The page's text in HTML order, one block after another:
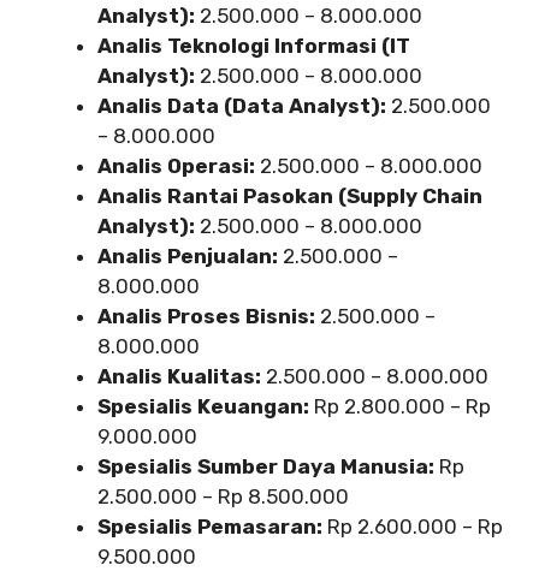
Analyst): 2.500.000 – 8.000.000
Analis Teknologi Informasi (IT
Analyst): 2.500.000 – 8.000.000
Analis Data (Data Analyst): 2.500.000
– 8.000.000
Analis Operasi: 2.500.000 – 8.000.000
Analis Rantai Pasokan (Supply Chain
Analyst): 2.500.000 – 8.000.000
Analis Penjualan: 2.500.000 –
8.000.000
Analis Proses Bisnis: 2.500.000 –
8.000.000
Analis Kualitas: 2.500.000 – 8.000.000
Spesialis Keuangan: Rp 2.800.000 – Rp
9.000.000
Spesialis Sumber Daya Manusia: Rp
2.500.000 – Rp 8.500.000
Spesialis Pemasaran: Rp 2.600.000 – Rp
9.500.000